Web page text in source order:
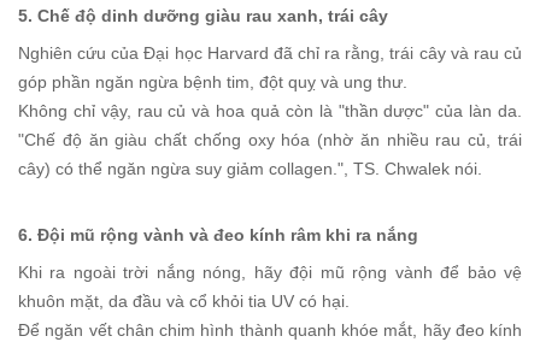
5. Chế độ dinh dưỡng giàu rau xanh, trái cây
Nghiên cứu của Đại học Harvard đã chỉ ra rằng, trái cây và rau củ
góp phần ngăn ngừa bệnh tim, đột quỵ và ung thư.
Không chỉ vậy, rau củ và hoa quả còn là "thần dược" của làn da.
"Chế độ ăn giàu chất chống oxy hóa (nhờ ăn nhiều rau củ, trái
cây) có thể ngăn ngừa suy giảm collagen.", TS. Chwalek nói.
6. Đội mũ rộng vành và đeo kính râm khi ra nắng
Khi ra ngoài trời nắng nóng, hãy đội mũ rộng vành để bảo vệ
khuôn mặt, da đầu và cổ khỏi tia UV có hại.
Để ngăn vết chân chim hình thành quanh khóe mắt, hãy đeo kính